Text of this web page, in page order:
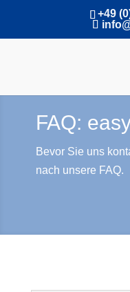
+49
FAQ:
Bevor Sie uns
nach unsere FAQ.